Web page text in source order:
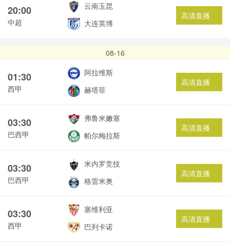
20:00
中超
云南玉昆
大连英博
高清直播
08-16
01:30
西甲
阿拉维斯
赫塔菲
高清直播
03:30
巴西甲
弗鲁米嫩塞
帕尔梅拉斯
高清直播
03:30
巴西甲
米内罗竞技
格雷米奥
高清直播
03:30
西甲
塞维利亚
巴列卡诺
高清直播